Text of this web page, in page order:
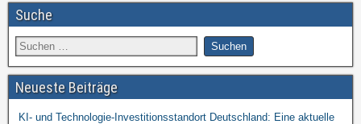
Suche
Neueste Beiträge
KI- und Technologie-Investitionsstandort Deutschland: Eine aktuelle